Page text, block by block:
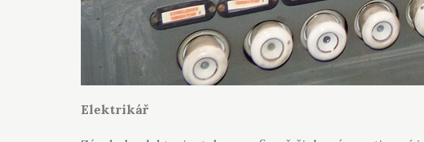
Elektrikář